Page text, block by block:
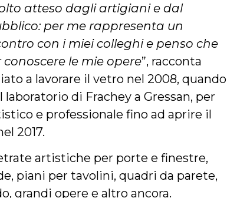
atteso dagli artigiani e dal
per me rappresenta un
con i miei colleghi e penso che
le mie opere”, racconta
a lavorare il vetro nel 2008, quando
di Frachey a Gressan, per
e professionale fino ad aprire il
2017.
artistiche per porte e finestre,
piani per tavolini, quadri da parete,
grandi opere e altro ancora.